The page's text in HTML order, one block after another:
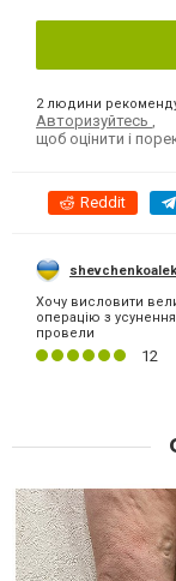
2 людини
Авторизуйтесь ,
щоб оцінити і
Reddit
Хочу висловити
операцію з
провели
12